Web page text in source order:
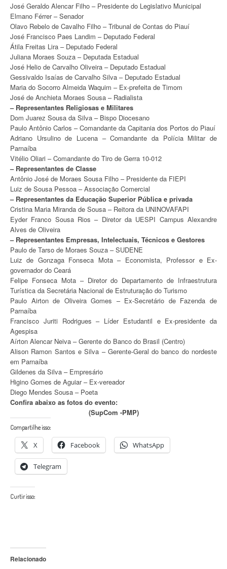
José Geraldo Alencar Filho – Presidente do Legislativo Municipal
Elmano Férrer – Senador
Olavo Rebelo de Cavalho Filho – Tribunal de Contas do Piauí
José Francisco Paes Landim – Deputado Federal
Átila Freitas Lira – Deputado Federal
Juliana Moraes Souza – Deputada Estadual
José Helio de Carvalho Oliveira – Deputado Estadual
Gessivaldo Isaías de Carvalho Silva – Deputado Estadual
Maria do Socorro Almeida Waquim – Ex-prefeita de Timom
José de Anchieta Moraes Sousa – Radialista
– Representantes Religiosas e Militares
Dom Juarez Sousa da Silva – Bispo Diocesano
Paulo Antônio Carlos – Comandante da Capitania dos Portos do Piauí
Adriano Ursulino de Lucena – Comandante da Polícia Militar de
Parnaíba
Vitélio Oliari – Comandante do Tiro de Gerra 10-012
– Representantes de Classe
Antônio José de Moraes Sousa Filho – Presidente da FIEPI
Luiz de Sousa Pessoa – Associação Comercial
– Representantes da Educação Superior Pública e privada
Cristina Maria Miranda de Sousa – Reitora da UNINOVAFAPI
Eyder Franco Sousa Rios – Diretor da UESPI Campus Alexandre
Alves de Oliveira
– Representantes Empresas, Intelectuais, Técnicos e Gestores
Paulo de Tarso de Moraes Souza – SUDENE
Luiz de Gonzaga Fonseca Mota – Economista, Professor e Ex-
governador do Ceará
Felipe Fonseca Mota – Diretor do Departamento de Infraestrutura
Turística da Secretária Nacional de Estruturação do Turismo
Paulo Airton de Oliveira Gomes – Ex-Secretário de Fazenda de
Parnaíba
Francisco Juriti Rodrigues – Líder Estudantil e Ex-presidente da
Agespisa
Aírton Alencar Neiva – Gerente do Banco do Brasil (Centro)
Alison Ramon Santos e Silva – Gerente-Geral do banco do nordeste
em Parnaíba
Gildenes da Silva – Empresário
Higino Gomes de Aguiar – Ex-vereador
Diego Mendes Sousa – Poeta
Confira abaixo as fotos do evento:
(SupCom -PMP)
Compartilhe isso:
X Facebook WhatsApp
Telegram
Curtir isso:
Relacionado